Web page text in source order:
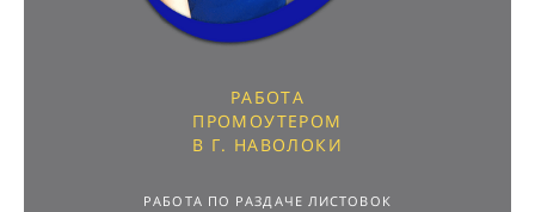
РАБОТА
ПРОМОУТЕРОМ
В Г. НАВОЛОКИ
РАБОТА ПО РАЗДАЧЕ ЛИСТОВОК